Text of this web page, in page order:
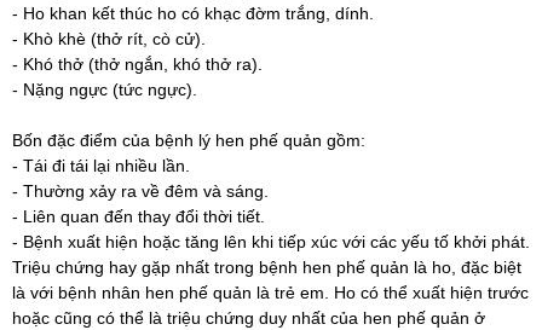
- Ho khan kết thúc ho có khạc đờm trắng, dính.
- Khò khè (thở rít, cò cử).
- Khó thở (thở ngắn, khó thở ra).
- Nặng ngực (tức ngực).
Bốn đặc điểm của bệnh lý hen phế quản gồm:
- Tái đi tái lại nhiều lần.
- Thường xảy ra về đêm và sáng.
- Liên quan đến thay đổi thời tiết.
- Bệnh xuất hiện hoặc tăng lên khi tiếp xúc với các yếu tố khởi phát.
Triệu chứng hay gặp nhất trong bệnh hen phế quản là ho, đặc biệt
là với bệnh nhân hen phế quản là trẻ em. Ho có thể xuất hiện trước
hoặc cũng có thể là triệu chứng duy nhất của hen phế quản ở